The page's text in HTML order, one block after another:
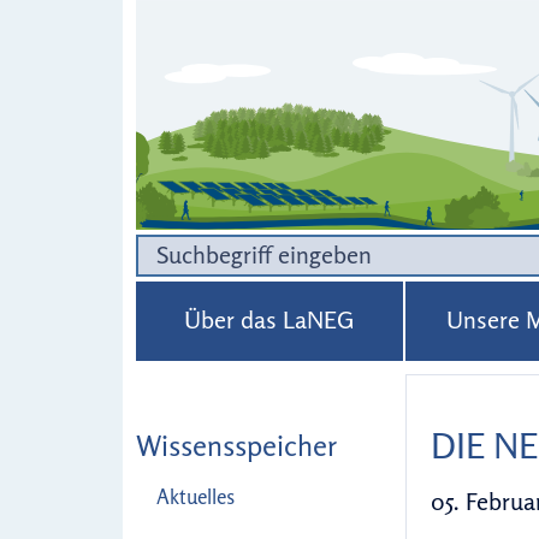
Über das LaNEG Unsere
Wissensspeicher
Aktuelles
DIE
05.